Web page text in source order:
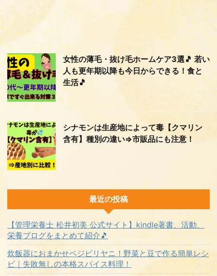
女性の薄毛・抜け毛ホームケア3選🎵 若い
人も更年期以降も今日からできる！食と
生活🎵
シナモンは生産地によって毒【クマリン
含有】種別の違い⇒市販品にも注意！
最近の投稿
【管理栄養士 松井初美 公式サイト】kindle著書、活動、
栄養ブログをまとめて紹介🎵
炊飯器におまかせベジビリヤニ！野菜と豆で作る簡単レシ
ピ｜失敗無しの本格スパイス料理！